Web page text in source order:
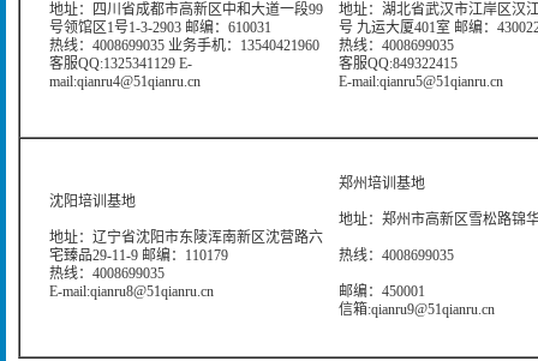
地址：四川省成都市高新区中和大道一段99
号领馆区1号1-3-2903 邮编：610031
热线：4008699035 业务手机：13540421960
客服QQ:1325341129 E-
mail:qianru4@51qianru.cn
地址：湖北省武汉市江岸区汉
号 九运大厦401室 邮编：
热线：4008699035
客服QQ:849322415
E-mail:qianru5@51qianru.cn
沈阳培训基地
地址：辽宁省沈阳市东陵浑南新区沈营路六
宅臻品29-11-9 邮编：110179
热线：4008699035
E-mail:qianru8@51qianru.cn
郑州培训基地
地址：郑州市高新区雪松路锦
热线：4008699035
邮编：450001
信箱:qianru9@51qianru.cn